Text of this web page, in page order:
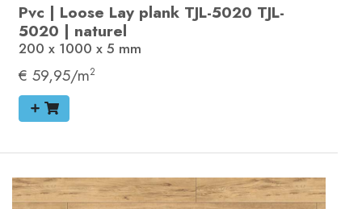
Pvc | Loose Lay plank TJL-5020 TJL-
5020 | naturel
200 x 1000 x 5 mm
€ 59,95/m2